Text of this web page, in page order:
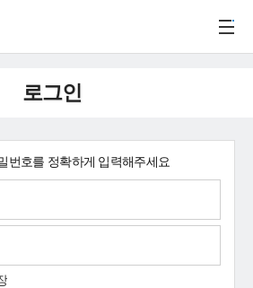
로그인
번호를 정확하게 입력해주세요